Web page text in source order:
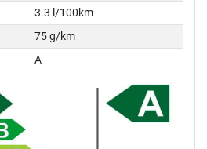
3.3 l/100km
75 g/km
A